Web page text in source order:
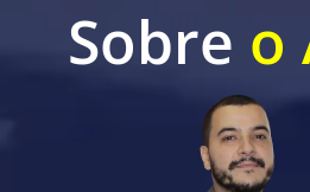
Sobre o